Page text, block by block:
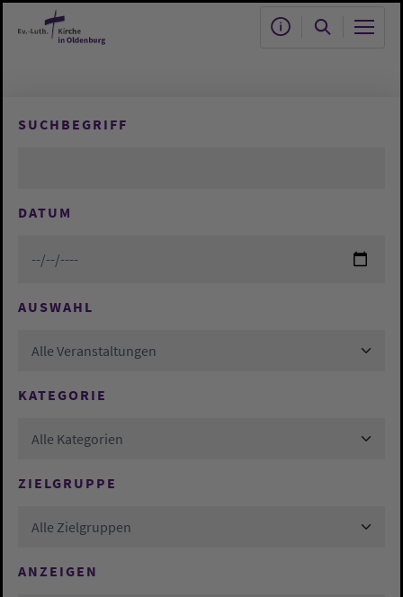
Zum Hauptinhalt springen
SUCHBEGRIFF
DATUM
AUSWAHL
Alle Veranstaltungen
KATEGORIE
Alle Kategorien
ZIELGRUPPE
Alle Zielgruppen
ANZEIGEN